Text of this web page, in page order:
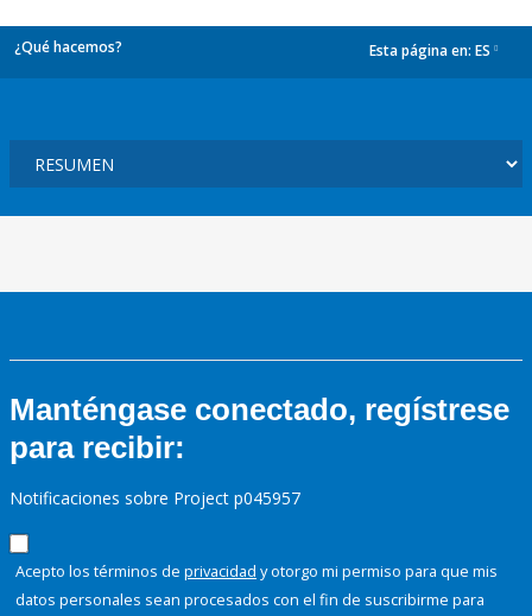
¿Qué hacemos? Esta página en: ES
Manténgase conectado, regístrese
para recibir:
Notificaciones sobre Project p045957
Acepto los términos de privacidad y otorgo mi permiso para que mis
datos personales sean procesados con el fin de suscribirme para